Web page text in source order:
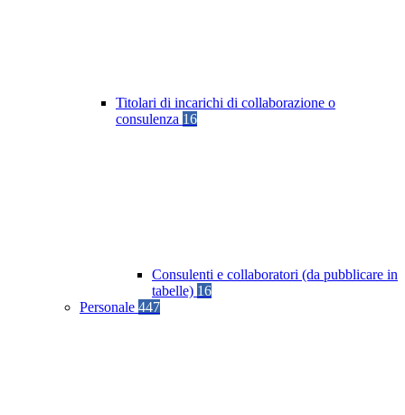
Titolari di incarichi di collaborazione o
consulenza 16
Consulenti e collaboratori (da pubblicare in
tabelle) 16
Personale 447